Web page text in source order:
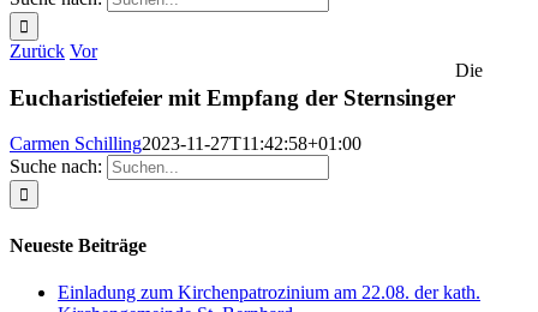
Zurück Vor
Eucharistiefeier mit Empfang der Sternsinger
Carmen Schilling2023-11-27T11:42:58+01:00
Suche nach:
Neueste Beiträge
Einladung zum Kirchenpatrozinium am 22.08. der kath.
Die